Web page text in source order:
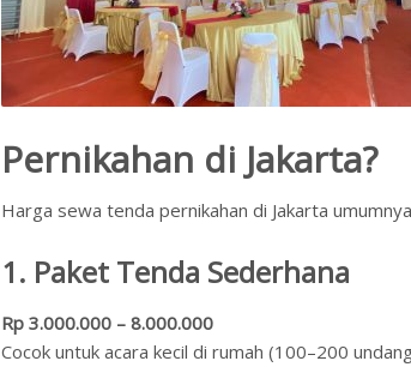
Pernikahan di Jakarta?
Harga sewa tenda pernikahan di Jakarta
1. Paket Tenda Sederhana
Rp 3.000.000 – 8.000.000
Cocok untuk acara kecil di rumah (100–200